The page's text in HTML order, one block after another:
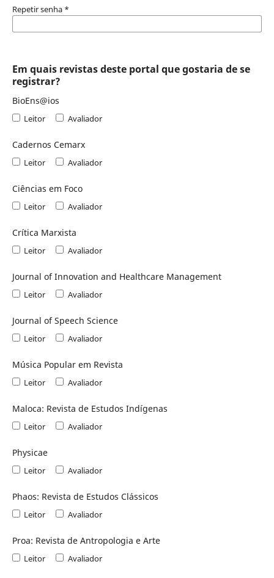
Repetir senha *
Em quais revistas deste portal que gostaria de se
registrar?
BioEns@ios
Leitor Avaliador
Cadernos Cemarx
Leitor Avaliador
Ciências em Foco
Leitor Avaliador
Crítica Marxista
Leitor Avaliador
Journal of Innovation and Healthcare Management
Leitor Avaliador
Journal of Speech Science
Leitor Avaliador
Música Popular em Revista
Leitor Avaliador
Maloca: Revista de Estudos Indígenas
Leitor Avaliador
Physicae
Leitor Avaliador
Phaos: Revista de Estudos Clássicos
Leitor Avaliador
Proa: Revista de Antropologia e Arte
Leitor Avaliador